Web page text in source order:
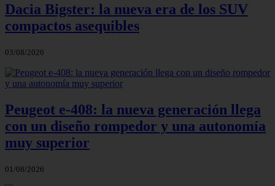
Dacia Bigster: la nueva era de los SUV
compactos asequibles
03/08/2026
Peugeot e-408: la nueva generación llega
con un diseño rompedor y una autonomía
muy superior
01/08/2026